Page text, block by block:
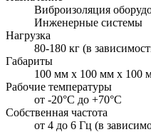
Виброизоляция
Инженерные системы
Нагрузка
80-180 кг (в
Габариты
100 мм x 100 мм x 100
Рабочие температуры
от -20°С до +70°С
Собственная частота
от 4 до 6 Гц (в